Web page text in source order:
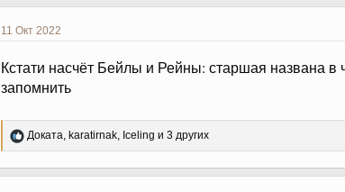
к
и
:
11 Окт 2022
Кстати насчёт Бейлы и Рейны: старшая названа
запомнить
Р
к
Доката karatirnak Iceling и 3 других